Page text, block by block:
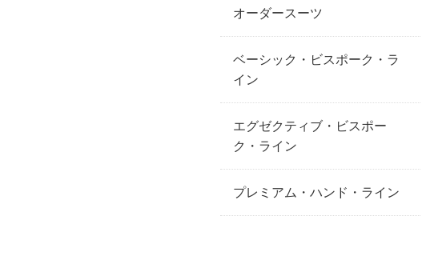
オーダースーツ
ベーシック・ビスポーク・ラ
イン
エグゼクティブ・ビスポー
ク・ライン
プレミアム・ハンド・ライン